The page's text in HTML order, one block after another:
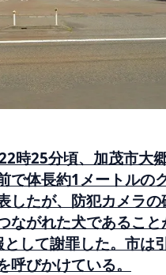
時25分頃、加茂市大
で体長約1メートルの
したが、防犯カメラ
ながれた犬であること
として謝罪した。市は
呼びかけている。